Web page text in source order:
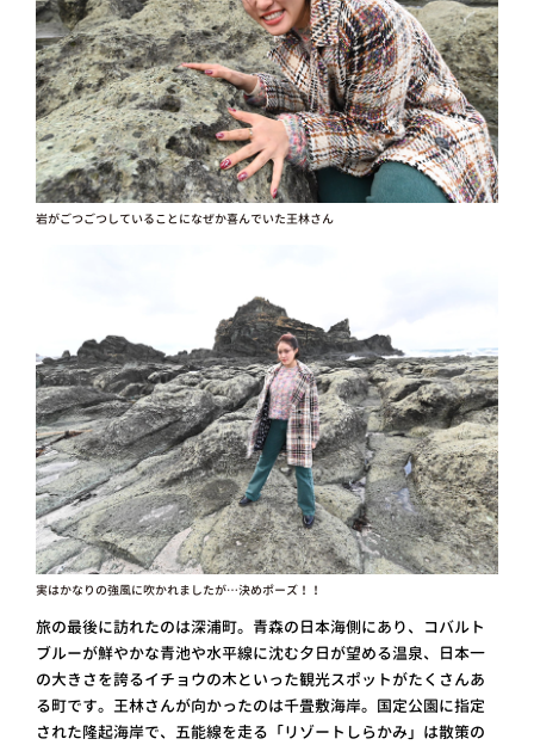
岩がごつごつしていることになぜか喜んでいた王林さん
実はかなりの強風に吹かれましたが…決めポーズ！！
旅の最後に訪れたのは深浦町。青森の日本海側にあり、コバルト
ブルーが鮮やかな青池や水平線に沈む夕日が望める温泉、日本一
の大きさを誇るイチョウの木といった観光スポットがたくさんあ
る町です。王林さんが向かったのは千畳敷海岸。国定公園に指定
された隆起海岸で、五能線を走る「リゾートしらかみ」は散策の